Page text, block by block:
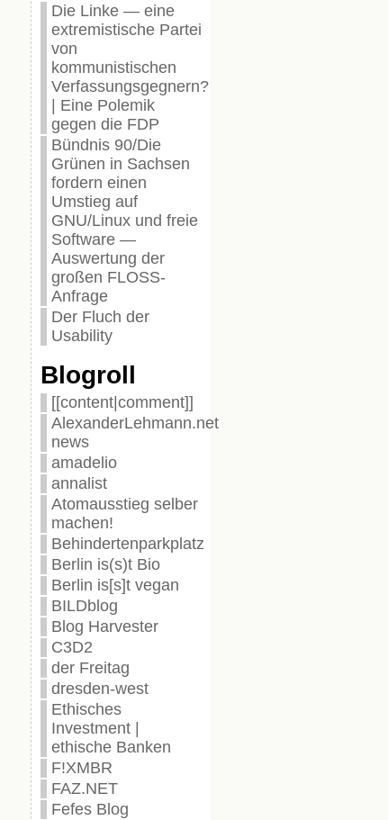
Die Linke — eine
extremistische Partei
von
kommunistischen
Verfassungsgegnern?
| Eine Polemik
gegen die FDP
Bündnis 90/Die
Grünen in Sachsen
fordern einen
Umstieg auf
GNU/Linux und freie
Software —
Auswertung der
großen FLOSS-
Anfrage
Der Fluch der
Usability
Blogroll
[[content|comment]]
AlexanderLehmann.net
news
amadelio
annalist
Atomausstieg selber
machen!
Behindertenparkplatz
Berlin is(s)t Bio
Berlin is[s]t vegan
BILDblog
Blog Harvester
C3D2
der Freitag
dresden-west
Ethisches
Investment |
ethische Banken
F!XMBR
FAZ.NET
Fefes Blog